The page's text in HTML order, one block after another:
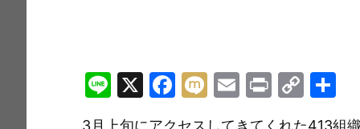
Li
n
X
F
M E
Pr C
有
3月上旬にアクセスしてきてくれた413組織